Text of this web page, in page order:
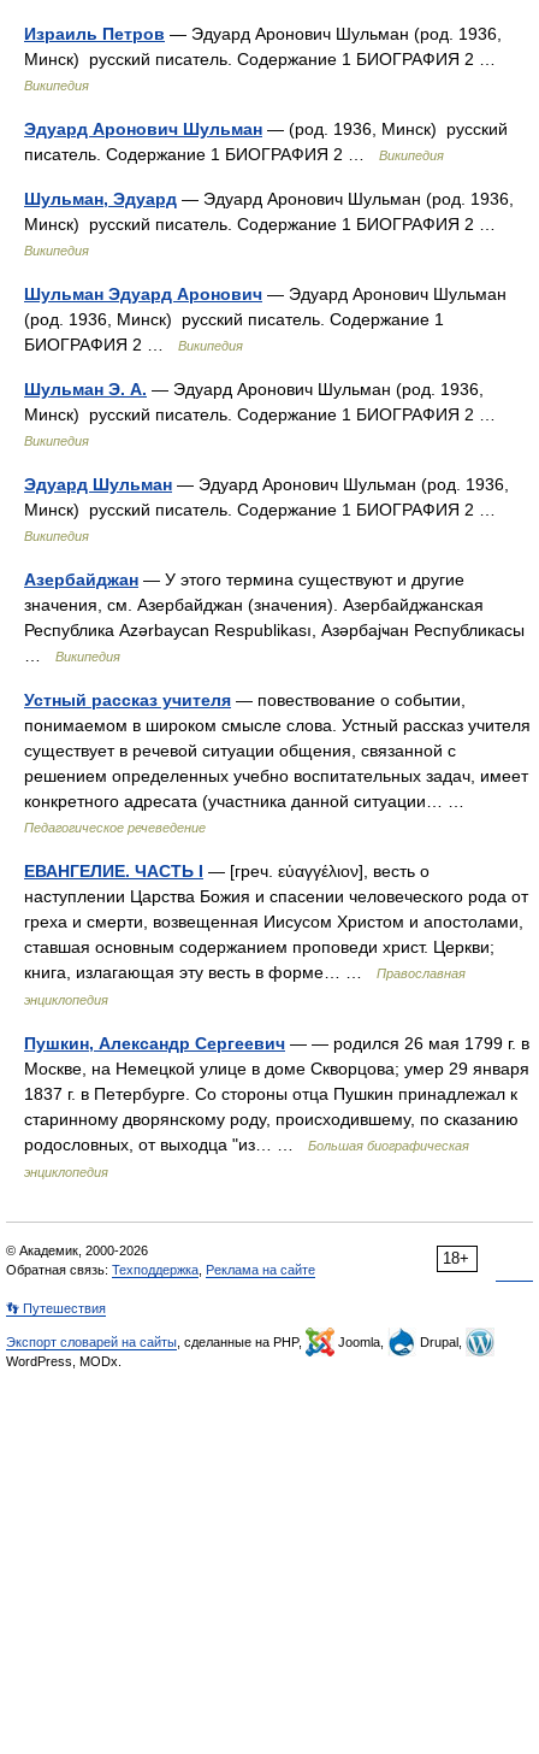
Израиль Петров — Эдуард Аронович Шульман (род. 1936,
Минск) русский писатель. Содержание 1 БИОГРАФИЯ 2 …
Википедия
Эдуард Аронович Шульман — (род. 1936, Минск) русский
писатель. Содержание 1 БИОГРАФИЯ 2 …
Википедия
Шульман, Эдуард — Эдуард Аронович Шульман (род. 1936,
Минск) русский писатель. Содержание 1 БИОГРАФИЯ 2 …
Википедия
Шульман Эдуард Аронович — Эдуард Аронович Шульман
(род. 1936, Минск) русский писатель. Содержание 1
БИОГРАФИЯ 2 …
Википедия
Шульман Э. А. — Эдуард Аронович Шульман (род. 1936,
Минск) русский писатель. Содержание 1 БИОГРАФИЯ 2 …
Википедия
Эдуард Шульман — Эдуард Аронович Шульман (род. 1936,
Минск) русский писатель. Содержание 1 БИОГРАФИЯ 2 …
Википедия
Азербайджан — У этого термина существуют и другие
значения, см. Азербайджан (значения). Азербайджанская
Республика Azərbaycan Respublikası, Азәрбајҹан Республикасы
Википедия
Устный рассказ учителя — повествование о событии,
понимаемом в широком смысле слова. Устный рассказ учителя
существует в речевой ситуации общения, связанной с
решением определенных учебно воспитательных задач, имеет
конкретного адресата (участника данной ситуации… …
Педагогическое речеведение
ЕВАНГЕЛИЕ. ЧАСТЬ I — [греч. εὐαγγέλιον], весть о
наступлении Царства Божия и спасении человеческого рода от
греха и смерти, возвещенная Иисусом Христом и апостолами,
ставшая основным содержанием проповеди христ. Церкви;
книга, излагающая эту весть в форме… …
Православная
энциклопедия
Пушкин, Александр Сергеевич — — родился 26 мая 1799 г. в
Москве, на Немецкой улице в доме Скворцова; умер 29 января
1837 г. в Петербурге. Со стороны отца Пушкин принадлежал к
старинному дворянскому роду, происходившему, по сказанию
родословных, от выходца "из… …
Большая биографическая
энциклопедия
18+
© Академик, 2000-2026
Обратная связь: Техподдержка Реклама на сайте
👣 Путешествия
Экспорт словарей на сайты , сделанные на PHP, Joomla,
Drupal,
WordPress, MODx.